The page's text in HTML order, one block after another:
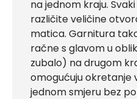
na jednom kraju.
različite veličine
matica. Garnitura
račne s glavom u
zubalo) na drugom
omogućuju okretanje
jednom smjeru bez